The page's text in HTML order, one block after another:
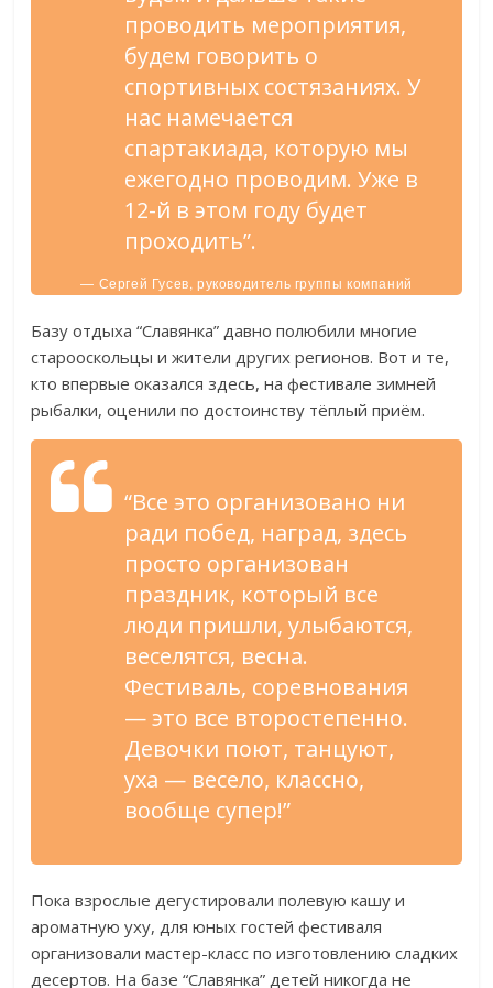
проводить мероприятия,
будем говорить о
спортивных состязаниях. У
нас намечается
спартакиада, которую мы
ежегодно проводим. Уже в
12-й в этом году будет
проходить”.
— Сергей Гусев, руководитель группы компаний
«Славянка».
Базу отдыха “Славянка” давно полюбили многие
старооскольцы и жители других регионов. Вот и те,
кто впервые оказался здесь, на фестивале зимней
рыбалки, оценили по достоинству тёплый приём.
“Все это организовано ни
ради побед, наград, здесь
просто организован
праздник, который все
люди пришли, улыбаются,
веселятся, весна.
Фестиваль, соревнования
— это все второстепенно.
Девочки поют, танцуют,
уха — весело, классно,
вообще супер!”
Пока взрослые дегустировали полевую кашу и
ароматную уху, для юных гостей фестиваля
организовали мастер-класс по изготовлению сладких
десертов. На базе “Славянка” детей никогда не